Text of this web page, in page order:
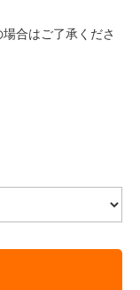
合はご了承くださ